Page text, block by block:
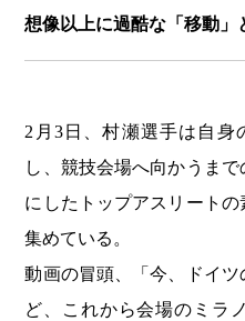
想像以上に過酷な「移動」
2月3日、村瀬選手は自身
し、競技会場へ向かうま
にしたトップアスリート
集めている。
動画の冒頭、「今、ドイ
ど、これから会場のミラ